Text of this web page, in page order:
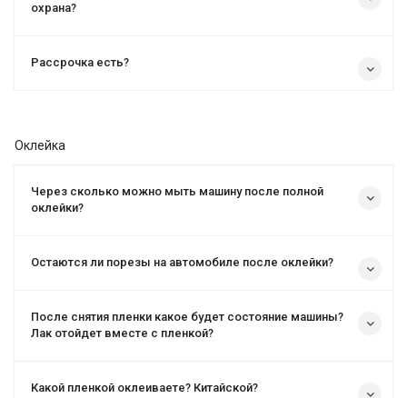
охрана?
Рассрочка есть?
Оклейка
Через сколько можно мыть машину после полной
оклейки?
Остаются ли порезы на автомобиле после оклейки?
После снятия пленки какое будет состояние машины?
Лак отойдет вместе с пленкой?
Какой пленкой оклеиваете? Китайской?